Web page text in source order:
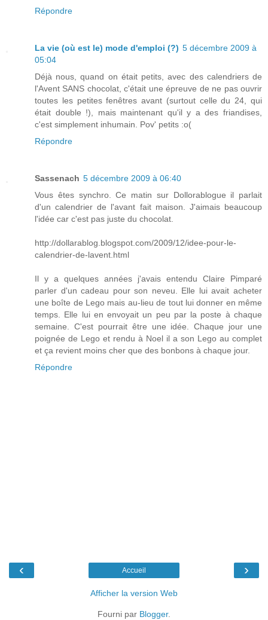
Répondre
La vie (où est le) mode d'emploi (?) 5 décembre 2009 à
05:04
Déjà nous, quand on était petits, avec des calendriers de
l'Avent SANS chocolat, c'était une épreuve de ne pas ouvrir
toutes les petites fenêtres avant (surtout celle du 24, qui
était double !), mais maintenant qu'il y a des friandises,
c'est simplement inhumain. Pov' petits :o(
Répondre
Sassenach 5 décembre 2009 à 06:40
Vous êtes synchro. Ce matin sur Dollorablogue il parlait
d'un calendrier de l'avant fait maison. J'aimais beaucoup
l'idée car c'est pas juste du chocolat.
http://dollarablog.blogspot.com/2009/12/idee-pour-le-
calendrier-de-lavent.html
Il y a quelques années j'avais entendu Claire Pimparé
parler d'un cadeau pour son neveu. Elle lui avait acheter
une boîte de Lego mais au-lieu de tout lui donner en même
temps. Elle lui en envoyait un peu par la poste à chaque
semaine. C'est pourrait être une idée. Chaque jour une
poignée de Lego et rendu à Noel il a son Lego au complet
et ça revient moins cher que des bonbons à chaque jour.
Répondre
‹ ›
Accueil
Afficher la version Web
Fourni par Blogger.